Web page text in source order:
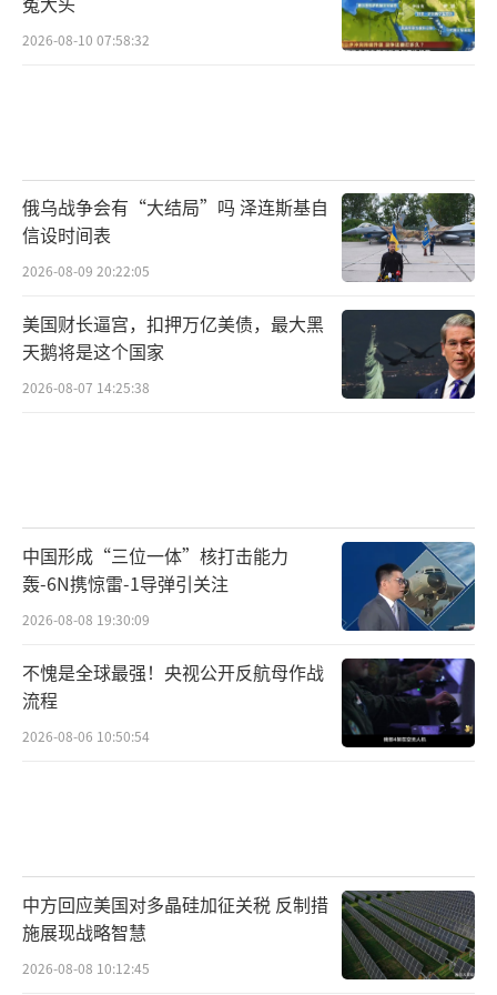
军包围日军阵地时，日军指挥官没给她们任何
撤退命令，反而下令“处理掉这些累赘”。有
横，她的祖父就是在日军的枪口下，被迫亲手
用刀杀死了祖母和三个孩子。“日军拿着枪指
着我爷爷的头，说不杀家人就把全村人都杀
了。”这样的家庭惨剧，在当时的冲绳数不胜
数，日军就是用这种最残忍的方式，摧毁着平
民的精神和生命。
尸体，大多是妇女和孩子，而旁边还散落着日
军分发的手榴弹残骸。有个幸存的小女孩告诉
美军士兵，日军说美国人会把她们折磨死，不
如自杀“光荣”，可当她看到美军给她递来饼
干和水时，才明白自己被骗了。这些被日军灌
输“美军是恶魔”谎言的平民，到死都不知道
自己是被自己国家的军队给出卖和杀害的。日
战后这么多年，日本政府不仅不承认这些
罪行，还一直在刻意掩盖和扭曲历史。他们在
当年平民跳崖的地方立碑，把日军的暴行说成
2026-08-10 07:58:32
俄乌战争会有“大结局”吗 泽连斯基自
信设时间表
2026-08-09 20:22:05
美国财长逼宫，扣押万亿美债，最大黑
天鹅将是这个国家
2026-08-07 14:25:38
中国形成“三位一体”核打击能力
轰-6N携惊雷-1导弹引关注
2026-08-08 19:30:09
不愧是全球最强！央视公开反航母作战
流程
2026-08-06 10:50:54
中方回应美国对多晶硅加征关税 反制措
施展现战略智慧
2026-08-08 10:12:45